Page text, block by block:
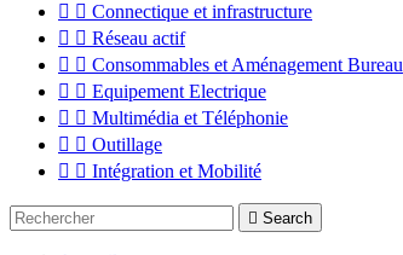
  Connectique et infrastructure
  Réseau actif
  Consommables et Aménagement Bureau
  Equipement Electrique
  Multimédia et Téléphonie
  Outillage
  Intégration et Mobilité
 Search